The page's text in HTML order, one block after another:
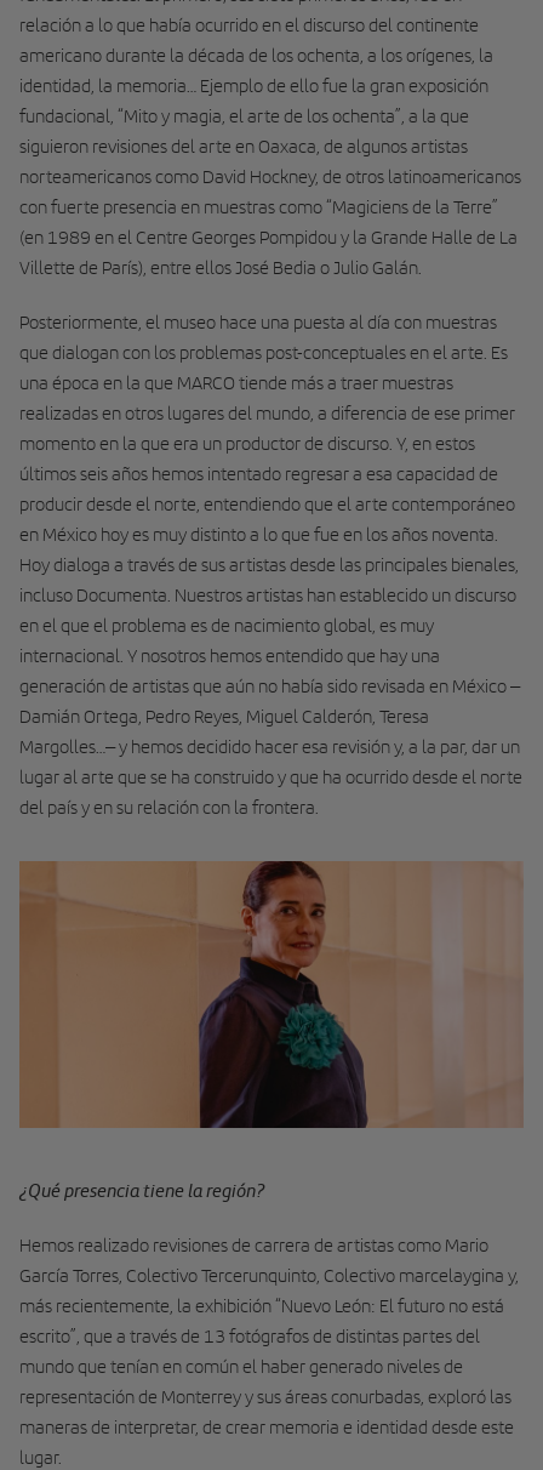
relación a lo que había ocurrido en el discurso del continente
americano durante la década de los ochenta, a los orígenes, la
identidad, la memoria… Ejemplo de ello fue la gran exposición
fundacional, “Mito y magia, el arte de los ochenta”, a la que
siguieron revisiones del arte en Oaxaca, de algunos artistas
norteamericanos como David Hockney, de otros latinoamericanos
con fuerte presencia en muestras como “Magiciens de la Terre”
(en 1989 en el Centre Georges Pompidou y la Grande Halle de La
Villette de París), entre ellos José Bedia o Julio Galán.
Posteriormente, el museo hace una puesta al día con muestras
que dialogan con los problemas post-conceptuales en el arte. Es
una época en la que MARCO tiende más a traer muestras
realizadas en otros lugares del mundo, a diferencia de ese primer
momento en la que era un productor de discurso. Y, en estos
últimos seis años hemos intentado regresar a esa capacidad de
producir desde el norte, entendiendo que el arte contemporáneo
en México hoy es muy distinto a lo que fue en los años noventa.
Hoy dialoga a través de sus artistas desde las principales bienales,
incluso Documenta. Nuestros artistas han establecido un discurso
en el que el problema es de nacimiento global, es muy
internacional. Y nosotros hemos entendido que hay una
generación de artistas que aún no había sido revisada en México –
Damián Ortega, Pedro Reyes, Miguel Calderón, Teresa
Margolles…– y hemos decidido hacer esa revisión y, a la par, dar un
lugar al arte que se ha construido y que ha ocurrido desde el norte
del país y en su relación con la frontera.
¿Qué presencia tiene la región?
Hemos realizado revisiones de carrera de artistas como Mario
García Torres, Colectivo Tercerunquinto, Colectivo marcelaygina y,
más recientemente, la exhibición “Nuevo León: El futuro no está
escrito”, que a través de 13 fotógrafos de distintas partes del
mundo que tenían en común el haber generado niveles de
representación de Monterrey y sus áreas conurbadas, exploró las
maneras de interpretar, de crear memoria e identidad desde este
lugar.